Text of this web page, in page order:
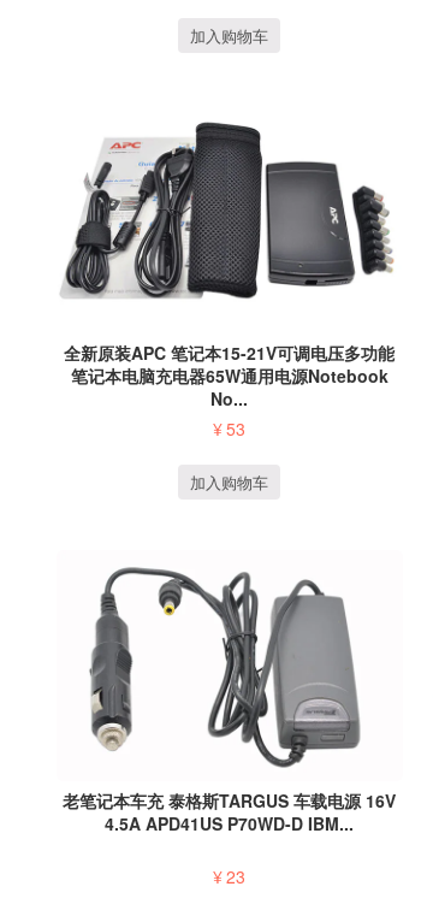
加入购物车
全新原装APC 笔记本15-21V可调电压多功能
笔记本电脑充电器65W通用电源Notebook
No...
¥53
加入购物车
老笔记本车充 泰格斯TARGUS 车载电源 16V
4.5A APD41US P70WD-D IBM...
¥23